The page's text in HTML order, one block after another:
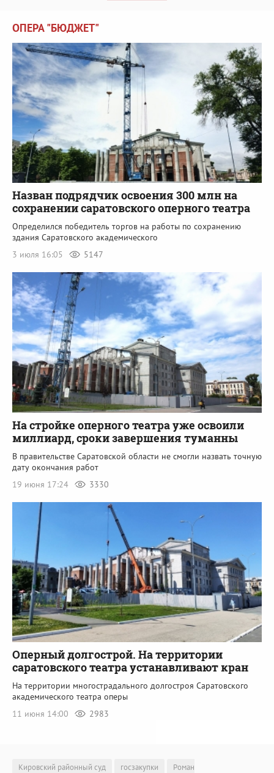
ОПЕРА "БЮДЖЕТ"
Назван подрядчик освоения 300 млн на
сохранении саратовского оперного театра
Определился победитель торгов на работы по сохранению
здания Саратовского академического
3 июля 16:05
5147
На стройке оперного театра уже освоили
миллиард, сроки завершения туманны
В правительстве Саратовской области не смогли назвать точную
дату окончания работ
19 июня 17:24
3330
Оперный долгострой. На территории
саратовского театра устанавливают кран
На территории многострадального долгостроя Саратовского
академического театра оперы
11 июня 14:00
2983
Кировский районный суд госзакупки Роман